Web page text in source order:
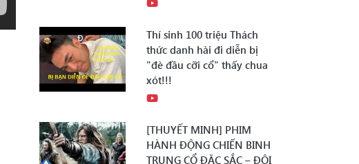
Thí sinh 100 triệu Thách
thức danh hài đi diễn bị
"đè đầu cỡi cổ" thấy chua
xót!!!
[THUYẾT MINH] PHIM
HÀNH ĐỘNG CHIẾN BINH
TRUNG CỔ ĐẶC SẮC – ĐỘI